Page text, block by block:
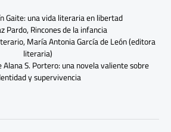
Gaite: una vida literaria en libertad
Pardo, Rincones de la infancia
María Antonia García de León (editora
literaria)
S. Portero: una novela valiente sobre
y supervivencia